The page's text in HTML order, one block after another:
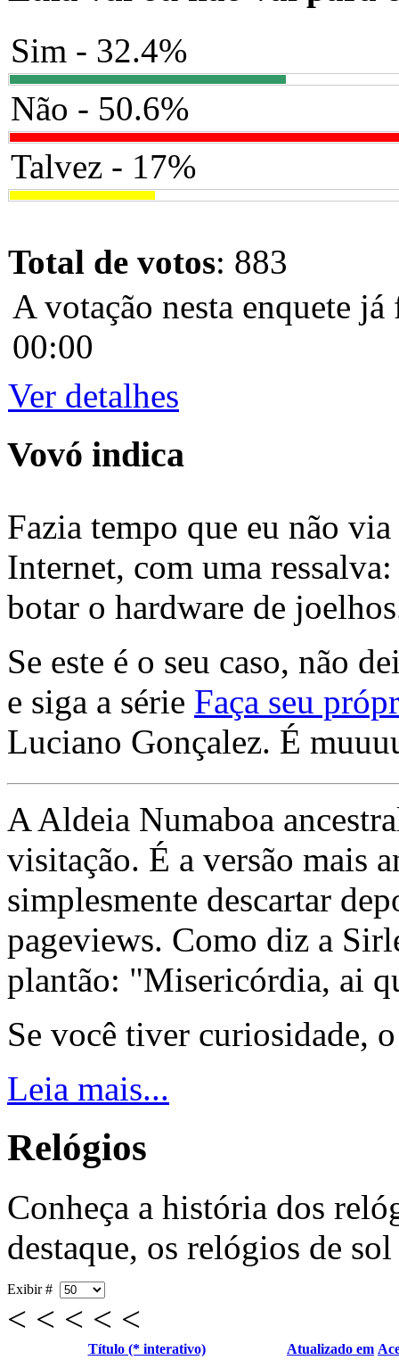
Sim - 32.4%
Não - 50.6%
Talvez - 17%
Total de votos: 883
A votação nesta enquete
00:00
Ver detalhes
Vovó indica
Fazia tempo que eu não
Internet, com uma
botar o hardware de
Se este é o seu caso, não
e siga a série Faça seu
Luciano Gonçalez. É
A Aldeia Numaboa
visitação. É a versão mais
simplesmente descartar
pageviews. Como diz a
plantão: "Misericórdia, ai
Se você tiver curiosidade,
Leia mais...
Relógios
Conheça a história dos
destaque, os relógios de
Exibir #
< < < < <
Título (* interativo) Atualizado em